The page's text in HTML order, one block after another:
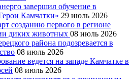
завершил обучение в
Камчатки» 29 июль 2026
созданию первого в регионе
диких животных 08 июль 2026
района подозревается в
08 июль 2026
ведется на западе Камчатке в
08 июль 2026